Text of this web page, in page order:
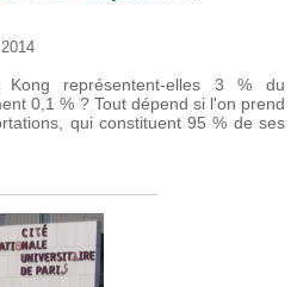
représentent-elles 3 % du
0,1 % ? Tout dépend si l'on prend
qui constituent 95 % de ses